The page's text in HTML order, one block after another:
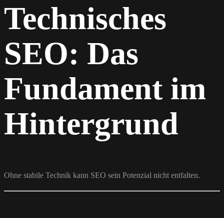
Technisches
SEO: Das
Fundament im
Hintergrund
Ohne stabile Technik kann SEO sein Potenzial nicht entfalten.